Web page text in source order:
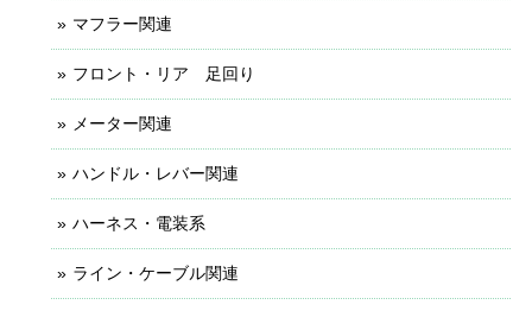
マフラー関連
フロント・リア 足回り
メーター関連
ハンドル・レバー関連
ハーネス・電装系
ライン・ケーブル関連